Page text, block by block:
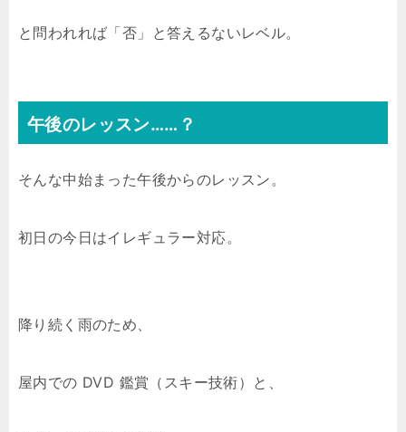
と問われれば「否」と答えるないレベル。
午後のレッスン……？
そんな中始まった午後からのレッスン。
初日の今日はイレギュラー対応。
降り続く雨のため、
屋内での DVD 鑑賞（スキー技術）と、